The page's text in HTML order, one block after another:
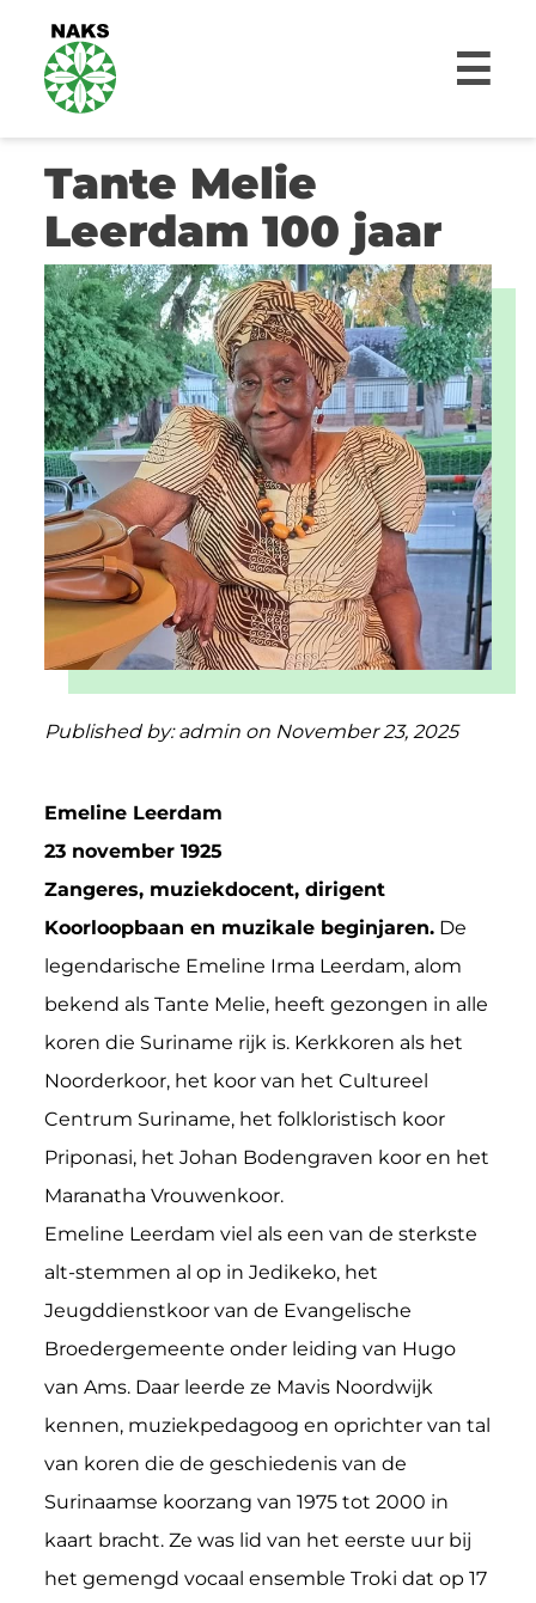
☰
Tante Melie
Leerdam 100 jaar
Published by:admin on November 23, 2025
Emeline Leerdam
23 november 1925
Zangeres, muziekdocent, dirigent
Koorloopbaan en muzikale beginjaren. De
legendarische Emeline Irma Leerdam, alom
bekend als Tante Melie, heeft gezongen in alle
koren die Suriname rijk is. Kerkkoren als het
Noorderkoor, het koor van het Cultureel
Centrum Suriname, het folkloristisch koor
Priponasi, het Johan Bodengraven koor en het
Maranatha Vrouwenkoor.
Emeline Leerdam viel als een van de sterkste
alt-stemmen al op in Jedikeko, het
Jeugddienstkoor van de Evangelische
Broedergemeente onder leiding van Hugo
van Ams. Daar leerde ze Mavis Noordwijk
kennen, muziekpedagoog en oprichter van tal
van koren die de geschiedenis van de
Surinaamse koorzang van 1975 tot 2000 in
kaart bracht. Ze was lid van het eerste uur bij
het gemengd vocaal ensemble Troki dat op 17